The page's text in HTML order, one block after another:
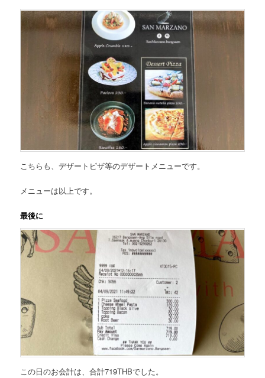
こちらも、デザートピザ等のデザートメニューです。
メニューは以上です。
最後に
この日のお会計は、合計719THBでした。